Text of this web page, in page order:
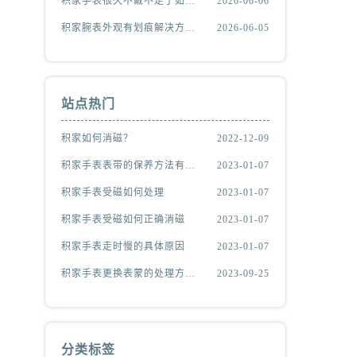
积家腕表外观有划痕解决方法深度解析 2026-06-05
站点热门
积家如何消磁？ 2022-12-09
积家手表表带的保养方法有哪些？ 2023-01-07
积家手表受磁如何处理 2023-01-07
积家手表受磁如何正确消磁 2023-01-07
积家手表走时慢的具体原因 2023-01-07
积家手表更换表蒙的处理方法有哪些（积家更换表蒙处理方法是什么） 2023-09-25
分类标签